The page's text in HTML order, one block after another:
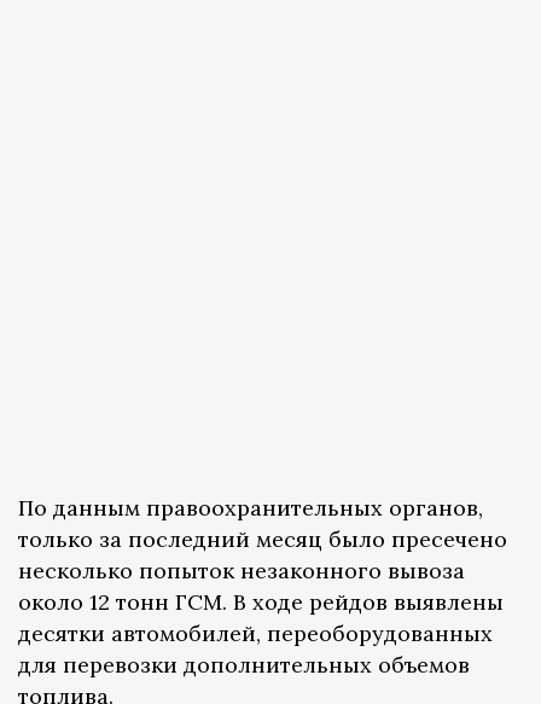
По данным правоохранительных органов,
только за последний месяц было пресечено
несколько попыток незаконного вывоза
около 12 тонн ГСМ. В ходе рейдов выявлены
десятки автомобилей, переоборудованных
для перевозки дополнительных объемов
топлива.